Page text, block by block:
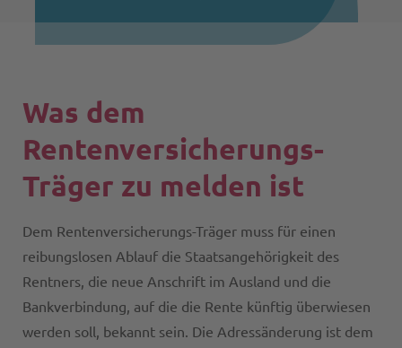
Was dem
Rentenversicherungs-
Träger zu melden ist
Dem Rentenversicherungs-Träger muss für einen
reibungslosen Ablauf die Staatsangehörigkeit des
Rentners, die neue Anschrift im Ausland und die
Bankverbindung, auf die die Rente künftig überwiesen
werden soll, bekannt sein. Die Adressänderung ist dem